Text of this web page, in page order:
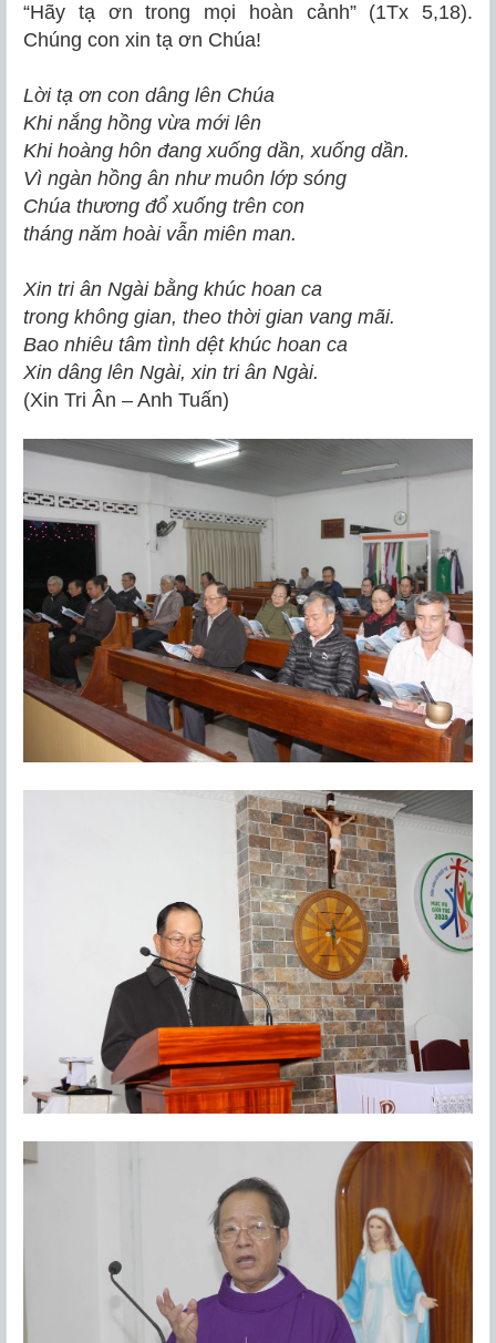
“Hãy tạ ơn trong mọi hoàn cảnh” (1Tx 5,18).
Chúng con xin tạ ơn Chúa!
Lời tạ ơn con dâng lên Chúa
Khi nắng hồng vừa mới lên
Khi hoàng hôn đang xuống dần, xuống dần.
Vì ngàn hồng ân như muôn lớp sóng
Chúa thương đổ xuống trên con
tháng năm hoài vẫn miên man.
Xin tri ân Ngài bằng khúc hoan ca
trong không gian, theo thời gian vang mãi.
Bao nhiêu tâm tình dệt khúc hoan ca
Xin dâng lên Ngài, xin tri ân Ngài.
(Xin Tri Ân – Anh Tuấn)